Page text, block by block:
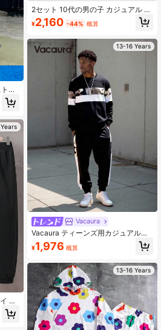
リ
ィッ
ト
、デ
い
カ
ント
、
2セット 10代の男の子 カジュアル 快
適 長袖パーカー & パンツ
¥2,160 -44% 概算
13-16 Years
Vacaura
Vacaura ティーンズ用カジュアルセ
ット2点 迷彩パネル ラウンドネック
ロングスリーブスウェットシャツ+迷
ツ、デイリー通勤に適しています
¥1,976 概算
13-16 Years